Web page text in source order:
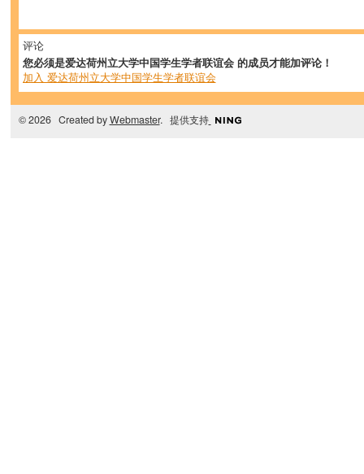
评论
您必须是爱达荷州立大学中国学生学者联谊会 的成员才能加评论！
加入 爱达荷州立大学中国学生学者联谊会
© 2026 Created byWebmaster. 提供支持